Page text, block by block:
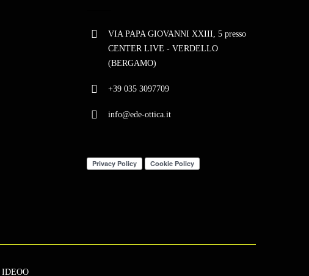
VIA PAPA GIOVANNI XXIII, 5 presso
CENTER LIVE - VERDELLO
(BERGAMO)
+39 035 3097709
info@ede-ottica.it
IDEOO